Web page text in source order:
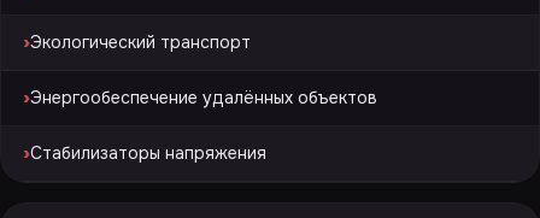
›Экологический транспорт
›Энергообеспечение удалённых объектов
›Стабилизаторы напряжения